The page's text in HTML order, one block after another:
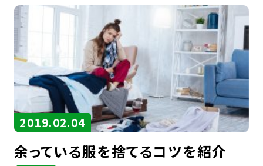
ません。断捨離を成功させるコツをご紹介いたしま
す。 断捨離は不要な物を捨てること […]
2019.02.04
余っている服を捨てるコツを紹介